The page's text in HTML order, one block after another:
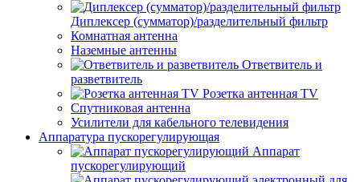
Диплексер (сумматор)/разделительный фильтр
Комнатная антенна
Наземные антенны
Ответвитель и
разветвитель
Розетка антенная TV
Спутниковая антенна
Усилители для кабельного телевидения
Аппаратура пускорегулирующая
Аппарат
пускорегулирующий